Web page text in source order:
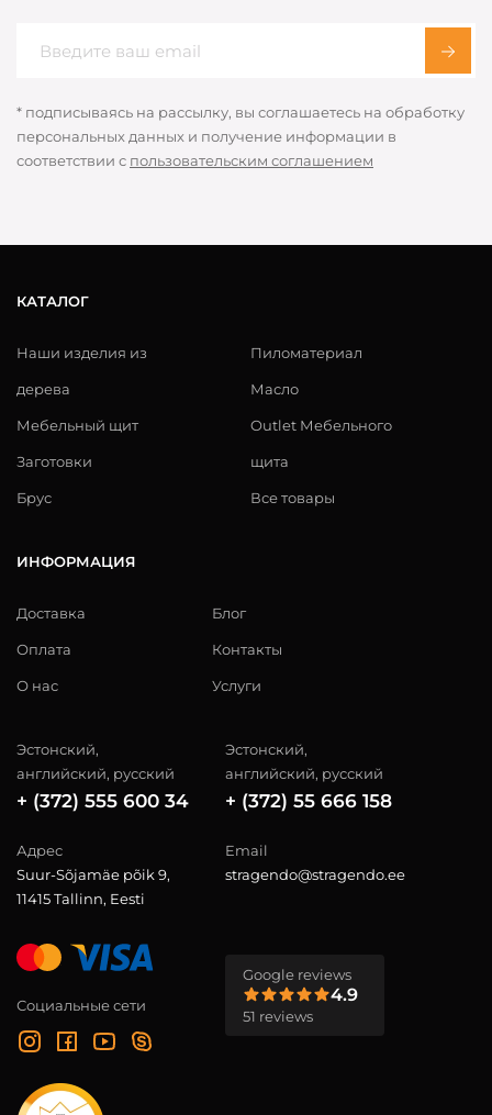
* подписываясь на рассылку, вы соглашаетесь на обработку
персональных данных и получение информации в
соответствии с пользовательским соглашением
КАТАЛОГ
Наши изделия из
дерева
Мебельный щит
Заготовки
Брус
Пиломатериал
Масло
Outlet Мебельного
щита
Все товары
ИНФОРМАЦИЯ
Доставка
Оплата
О нас
Блог
Контакты
Услуги
Эстонский,
английский, русский
+ (372) 555 600 34
Эстонский,
английский, русский
+ (372) 55 666 158
Адрес
Suur-Sõjamäe põik 9,
11415 Tallinn, Eesti
Email
stragendo@stragendo.ee
Социальные сети
Google reviews
4.9
51 reviews